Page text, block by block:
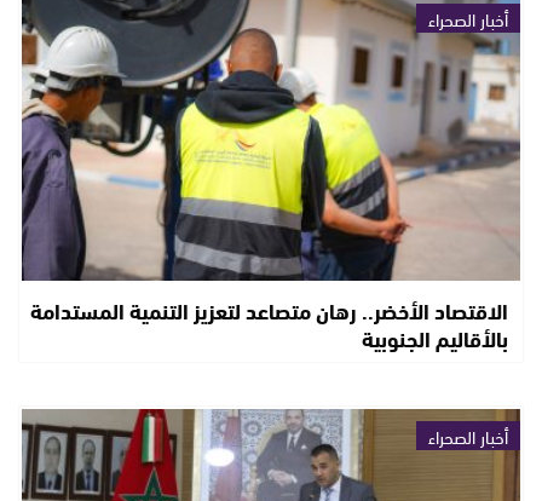
أخبار الصحراء
الاقتصاد الأخضر.. رهان متصاعد لتعزيز التنمية المستدامة
بالأقاليم الجنوبية
أخبار الصحراء